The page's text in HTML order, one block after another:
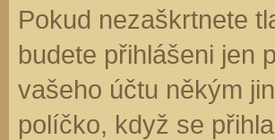
Pokud nezaškrtnete
budete přihlášeni jen
vašeho účtu někým
políčko, když se